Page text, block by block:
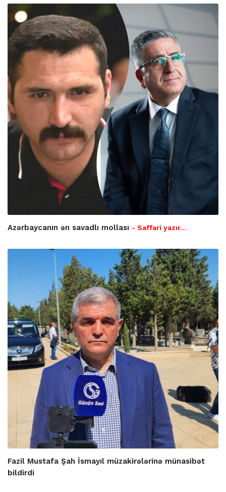
Azərbaycanın ən savadlı mollası - Saffari yazır…
Fazil Mustafa Şah İsmayıl müzakirələrinə münasibət
bildirdi